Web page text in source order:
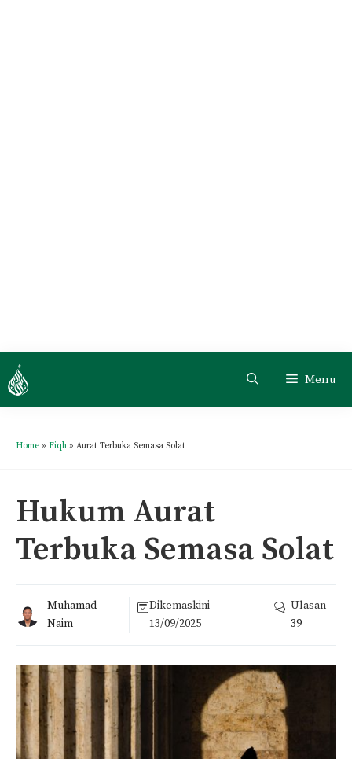
Menu
Home » Fiqh » Aurat Terbuka Semasa Solat
Hukum Aurat
Terbuka Semasa Solat
Muhamad
Naim
Dikemaskini
13/09/2025
Ulasan
39